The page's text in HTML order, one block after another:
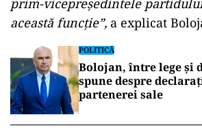
prim-vicepreședintele
această funcție”, a explicat
POLITICĂ
Bolojan, între lege și
spune despre
partenerei sale